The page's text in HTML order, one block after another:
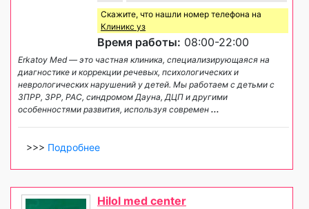
Скажите, что нашли номер телефона на
Клиникс уз
Время работы: 08:00-22:00
Erkatoy Med — это частная клиника, специализирующаяся на
диагностике и коррекции речевых, психологических и
неврологических нарушений у детей. Мы работаем с детьми с
ЗПРР, ЗРР, РАС, синдромом Дауна, ДЦП и другими
особенностями развития, используя современ ...
>>> Подробнее
Hilol med center